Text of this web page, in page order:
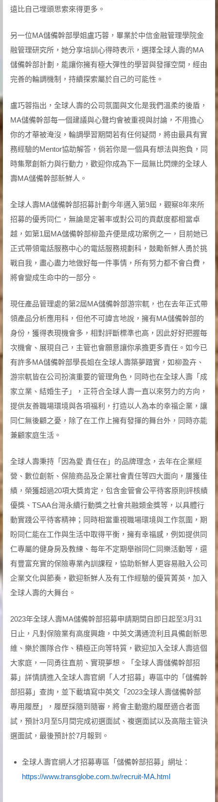
遠比自己埋頭思索來得更多。
另一位MA儲備幹部學姐盧巧蓉，畢業於中信金融管理學院金
融管理研究所，她分享培訓心得時表示，選擇全球人壽的MA
儲備幹部計劃，能讓你擁有極大彈性的學習與發揮空間，經由
完善的輪調機制，持續探索屬於自己的可能性。
盧巧蓉指出，全球人壽的公司氛圍與文化是我們溫柔的後盾，
MA儲備幹部每一個建議與心聲均會被重視與討論，不用擔心
你的才華被淹沒，輪調學習期間若有任何疑問，將由最具有實
務經驗的Mentor協助解答，倘若你是一個具有想法與抱負，同
時集聚創新力與行動力，歡迎你成為下一屆無比閃爍的全球人
壽MA儲備幹部新鮮人。
全球人壽MA儲備幹部招募計劃今年邁入第9屆，觀察8年來所
招募的優秀同仁，無論是定著率或對公司的貢獻度都相當卓
越，如第1屆MA儲備幹部柳盈卉便是成功案例之一，目前她已
正式帶領電話服務中心的電話服務規劃科，鼓勵新鮮人勇於挑
戰自我，盡心盡力地做好每一件事情，所有努力都不會白費，
將會變成生命中的一部分。
現任產品管理處的第2屆MA儲備幹部游宗軏，也在去年正式帶
領產品分析應用科，但他不可諱言地說，擁有MA儲備幹部的
身份，獲得表現機會多，相對評斷標準也高，因此好好把握每
次機會、展現自己，主管也會願意讓你承擔更多責任。如今已
有許多MA儲備幹部學長姐在全球人壽築夢踏實，如柳盈卉、
游宗軏皆在公司扮演重要的管理角色，同時也在全球人壽「成
家立業、結婚生子」，正符合全球人壽一直以來努力的方向，
提供友善職場環境與各項福利，打造以人為本的幸福企業，讓
同仁無後顧之憂，除了在工作上擁有發揮的舞台外，同時亦能
兼顧家庭生活。
全球人壽秉持「因為愛 責任在」的品牌理念，去年在企業經
營、數位創新、保險商品及企業社會責任等四大面向，屢獲佳
績，榮獲超過20項大獎肯定，包含金管會公平待客原則評核績
優獎、TSAA台灣永續行動獎之社會共融類金獎等，以具體行
動實踐公平待客精神；同時相當重視職場環境與工作氛圍，期
盼同仁能在工作與生活中取得平衡，擁有幸福感，例如提供同
仁專屬的健身房及教練、每年不定期舉辦同仁同樂活動等，還
有豐富充實的保險專業內訓課程，協助新鮮人更容易融入公司
企業文化與節奏，歡迎新鮮人及有工作經驗的優質菁英，加入
全球人壽的大舞台。
2023年全球人壽MA儲備幹部招募申請期間自即日起至3月31
日止，凡對保險業有高度興趣，中英文溝通流利且具備創新思
維、樂於團隊合作、積極正向等特質，歡迎加入全球人壽這個
大家庭，一同勇往直前、實現夢想。「全球人壽儲備幹部招
募」詳情請進入全球人壽官網「人才招募」專區中的「儲備幹
部招募」查詢，並下載填寫中英文「2023全球人壽儲備幹部
專用履歷」，履歷採隨到隨審，將會主動邀約履歷適合者面
試，預計3月至5月間完成初選面試、複選面試以及高階主管決
選面試，最後預計於7月報到。
全球人壽官網人才招募專區「儲備幹部招募」網址：
https://www.transglobe.com.tw/recruit-MA.html